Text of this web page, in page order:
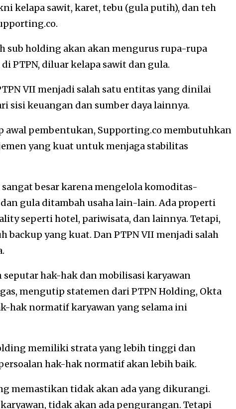
kelapa sawit, karet, tebu (gula putih), dan teh
sub holding akan akan mengurus rupa-rupa
PTPN, diluar kelapa sawit dan gula.
VII menjadi salah satu entitas yang dinilai
sisi keuangan dan sumber daya lainnya.
awal pembentukan, Supporting.co membutuhkan
yang kuat untuk menjaga stabilitas
besar karena mengelola komoditas-
gula ditambah usaha lain-lain. Ada properti
seperti hotel, pariwisata, dan lainnya. Tetapi,
backup yang kuat. Dan PTPN VII menjadi salah
hak-hak dan mobilisasi karyawan
mengutip statemen dari PTPN Holding, Okta
hak normatif karyawan yang selama ini
memiliki strata yang lebih tinggi dan
hak-hak normatif akan lebih baik.
memastikan tidak akan ada yang dikurangi.
tidak akan ada pengurangan. Tetapi